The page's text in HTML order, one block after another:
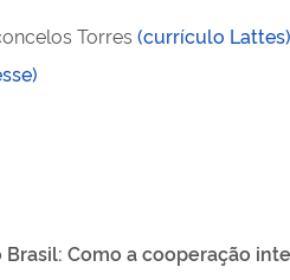
Torres (currículo Lattes)
)
Como a cooperação